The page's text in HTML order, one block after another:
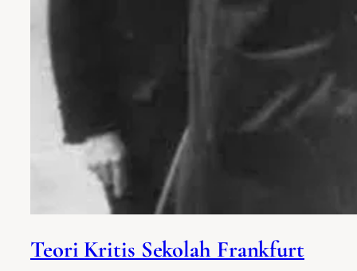
Teori Kritis Sekolah Frankfurt